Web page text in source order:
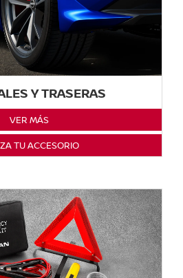
Y TRASERAS
VER MÁS
TU ACCESORIO